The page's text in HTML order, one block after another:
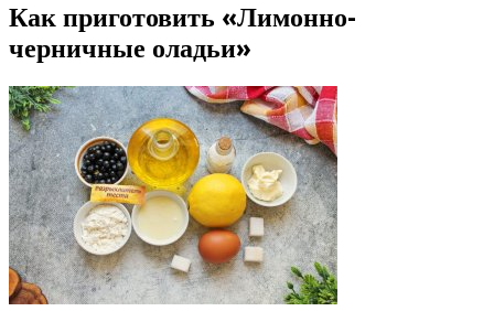
Как приготовить «Лимонно-
черничные оладьи»